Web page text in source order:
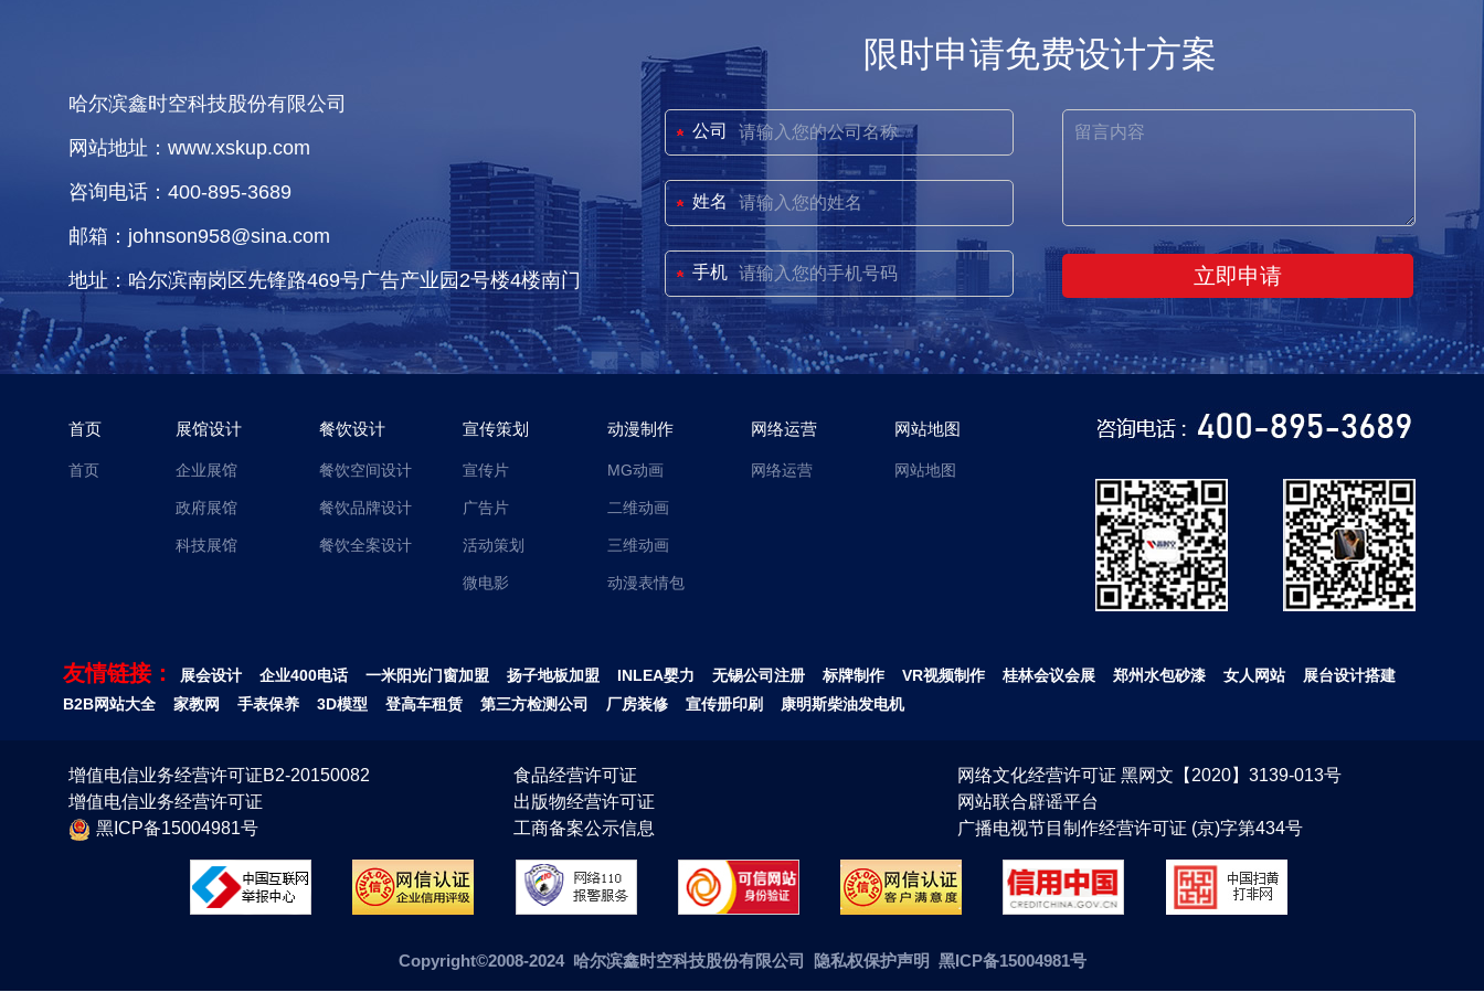
哈尔滨鑫时空科技股份有限公司
网站地址：www.xskup.com
咨询电话：400-895-3689
邮箱：johnson958@sina.com
地址：哈尔滨南岗区先锋路469号广告产业园2号楼4楼南门
限时申请免费设计方案
公司
姓名
手机
首页
首页
展馆设计
企业展馆
政府展馆
科技展馆
餐饮设计
餐饮空间设计
餐饮品牌设计
餐饮全案设计
宣传策划
宣传片
广告片
活动策划
微电影
动漫制作
MG动画
二维动画
三维动画
动漫表情包
网络运营
网络运营
网站地图
网站地图
友情链接： 展会设计 企业400电话 一米阳光门窗加盟 扬子地板加盟 INLEA婴力 无锡公司注册 标牌制作 VR视频制作 桂林会议会展 郑州水包砂漆 女人网站
展台设计搭建
B2B网站大全
家教网 手表保养 3D模型 登高车租赁 第三方检测公司 厂房装修 宣传册印刷 康明斯柴油发电机
增值电信业务经营许可证B2-20150082 食品经营许可证
网络文化经营许可证 黑网文【2020】3139-013号
增值电信业务经营许可证
出版物经营许可证
网站联合辟谣平台
黑ICP备15004981号
工商备案公示信息 广播电视节目制作经营许可证 (京)字第434号
Copyright©2008-2024 哈尔滨鑫时空科技股份有限公司 隐私权保护声明 黑ICP备15004981号